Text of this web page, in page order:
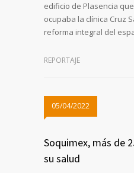
edificio de Plasencia
ocupaba la clínica Cruz
reforma integral del
REPORTAJE
05/04/2022
Soquimex, más de
su salud